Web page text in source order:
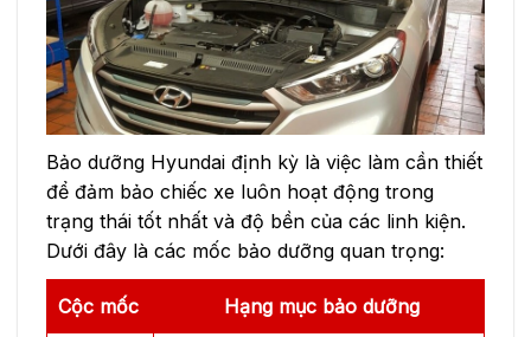
Bảo dưỡng Hyundai định kỳ là việc làm cần thiết
để đảm bảo chiếc xe luôn hoạt động trong
trạng thái tốt nhất và độ bền của các linh kiện.
Dưới đây là các mốc bảo dưỡng quan trọng:
Cộc mốc Hạng mục bảo dưỡng